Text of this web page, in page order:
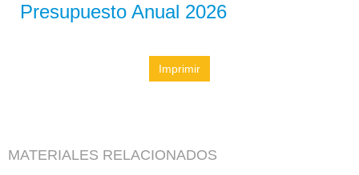
Presupuesto Anual 2026
Imprimir
MATERIALES RELACIONADOS